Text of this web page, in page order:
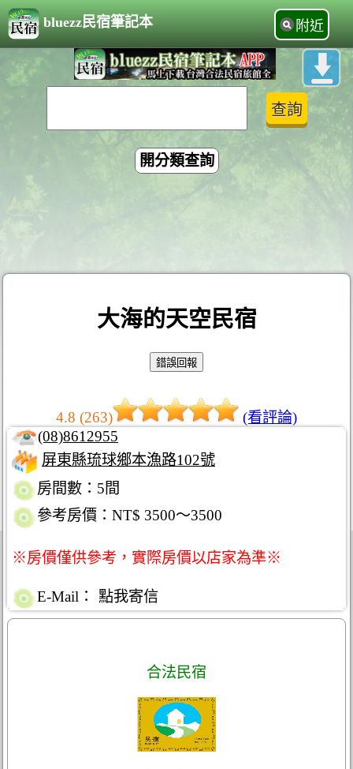
bluezz民宿筆記本 附近
開分類查詢
大海的天空民宿
4.8 (263)
(看評論)
(08)8612955
屏東縣琉球鄉本漁路102號
房間數：5間
參考房價：NT$ 3500～3500
※房價僅供參考，實際房價以店家為準※
E-Mail： 點我寄信
合法民宿